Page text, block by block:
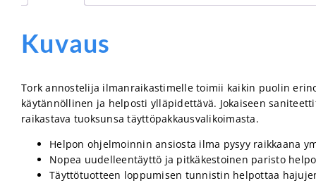
Kuvaus
Tork annostelija ilmanraikastimelle toimii kaikin puolin
käytännöllinen ja helposti ylläpidettävä. Jokaiseen
raikastava tuoksunsa täyttöpakkausvalikoimasta.
Helpon ohjelmoinnin ansiosta ilma pysyy raikkaana
Nopea uudelleentäyttö ja pitkäkestoinen paristo
Täyttötuotteen loppumisen tunnistin helpottaa